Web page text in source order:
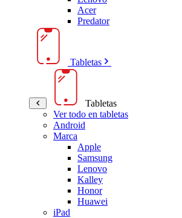
Acer
Predator
Tabletas
Tabletas
Ver todo en tabletas
Android
Marca
Apple
Samsung
Lenovo
Kalley
Honor
Huawei
iPad